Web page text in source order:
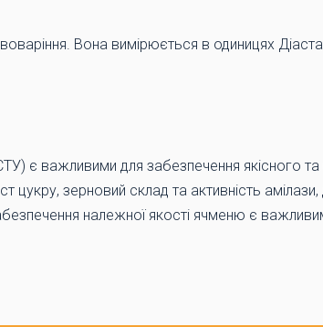
Вона вимірюється в одиницях
є важливими для забезпечення якісного
цукру, зерновий склад та активність
належної якості ячменю є